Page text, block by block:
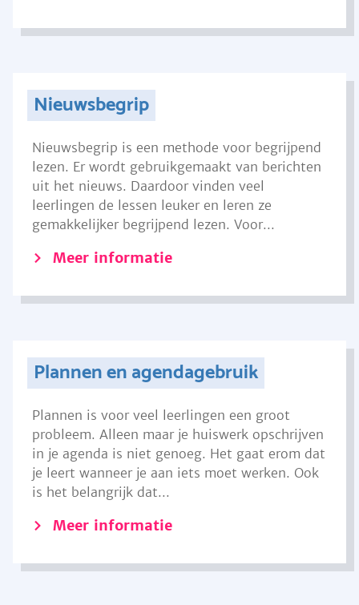
Nieuwsbegrip
Nieuwsbegrip is een methode voor begrijpend
lezen. Er wordt gebruikgemaakt van berichten
uit het nieuws. Daardoor vinden veel
leerlingen de lessen leuker en leren ze
gemakkelijker begrijpend lezen. Voor...
Meer informatie
Plannen en agendagebruik
Plannen is voor veel leerlingen een groot
probleem. Alleen maar je huiswerk opschrijven
in je agenda is niet genoeg. Het gaat erom dat
je leert wanneer je aan iets moet werken. Ook
is het belangrijk dat...
Meer informatie